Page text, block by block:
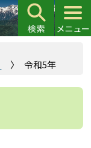
令和5年